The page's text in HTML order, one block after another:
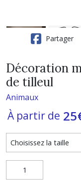
Partager
Décoration
de tilleul
Animaux
À partir de 25